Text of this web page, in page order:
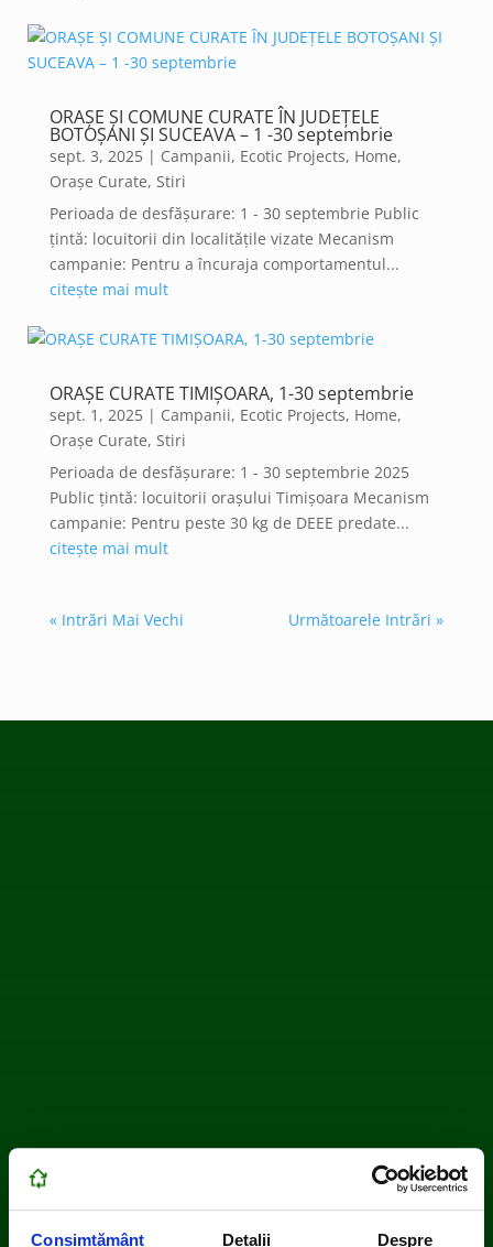
Consimțământ Detalii Despre
ORAȘE ȘI COMUNE CURATE ÎN JUDEȚELE
BOTOȘANI ȘI SUCEAVA – 1 -30 septembrie
sept. 3, 2025| Campanii, Ecotic Projects, Home,
Orașe Curate, Stiri
Perioada de desfășurare: 1 - 30 septembrie Public
țintă: locuitorii din localitățile vizate Mecanism
campanie: Pentru a încuraja comportamentul...
citește mai mult
ORAȘE CURATE TIMIȘOARA, 1-30 septembrie
sept. 1, 2025| Campanii, Ecotic Projects, Home,
Orașe Curate, Stiri
Perioada de desfășurare: 1 - 30 septembrie 2025
Public țintă: locuitorii orașului Timișoara Mecanism
campanie: Pentru peste 30 kg de DEEE predate...
citește mai mult
« Intrări Mai Vechi Următoarele Intrări »